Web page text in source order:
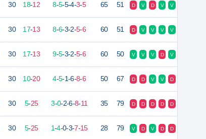
30 18-12 8-5-5-4-3-5 65 51 D V D V V
30 17-13 8-6-3-2-5-6 60 51 D V V V V
30 17-13 9-5-3-2-5-6 60 50 V V V D V
30 10-20 4-5-1-6-8-6 50 67 D D V V D
30 5-25 3-0-2-6-8-11 35 79 D D D D D
30 5-25 1-4-0-3-7-15 28 79 V D V D D